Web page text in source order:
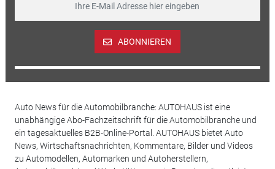
ABONNIEREN
Auto News für die Automobilbranche: AUTOHAUS ist eine
unabhängige Abo-Fachzeitschrift für die Automobilbranche und
ein tagesaktuelles B2B-Online-Portal. AUTOHAUS bietet Auto
News, Wirtschaftsnachrichten, Kommentare, Bilder und Videos
zu Automodellen, Automarken und Autoherstellern,